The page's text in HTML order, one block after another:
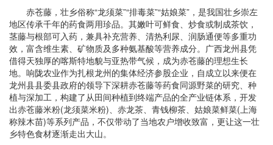
赤苍藤，壮乡俗称“龙须菜”“排毒菜”“姑娘菜”，是我国壮乡崇左
地区传承千年的药食两用珍品。其嫩叶可鲜食、炒食或制成茶饮，
茎藤与根部可入药，兼具补充营养、清热利尿、润肠通便等多重功
效，富含维生素、矿物质及多种氨基酸等营养成分。广西龙州县凭
借得天独厚的喀斯特地貌与亚热带气候，成为赤苍藤的理想生长
地。响陇农业作为扎根龙州的集体经济参股企业，自成立以来便在
龙州县县委县政府的领导下深耕赤苍藤等药食同源野菜的研究、种
植与深加工，构建了从田间种植到终端产品的全产业链体系，开发
出赤苍藤米粉(龙须菜米粉)、赤龙茶、青钱柳茶、姑娘菜鲜菜(上海
称辣木苗)等系列产品，不仅带动了当地农户增收致富，更让这一壮
乡特色食材逐渐走出大山。